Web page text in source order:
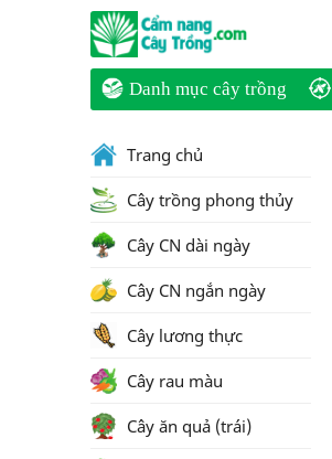
Danh mục cây trồng
Trang chủ
Cây trồng phong thủy
Cây CN dài ngày
Cây CN ngắn ngày
Cây lương thực
Cây rau màu
Cây ăn quả (trái)